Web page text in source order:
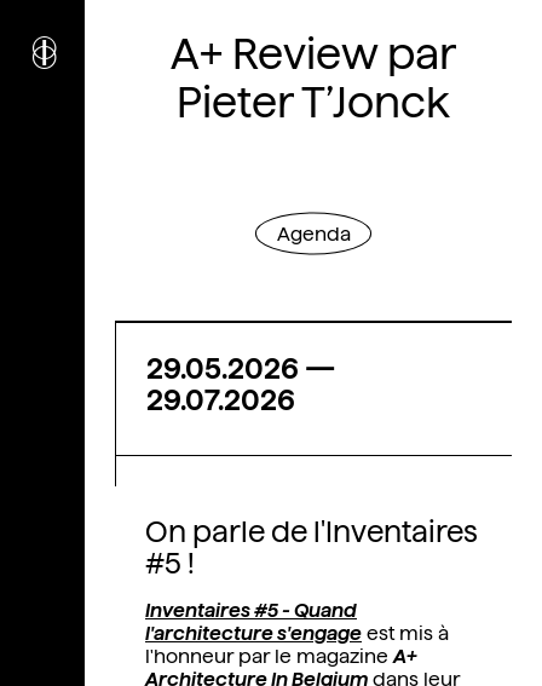
i nstitutculturel
rchitecture
A+ Review par
Pieter T’Jonck
Agenda
On parle de l'Inventaires
#5 !
Inventaires #5 - Quand
l'architecture s'engage est mis à
l'honneur par le magazine A+
Architecture In Belgium dans leur
29.05.2026 —
29.07.2026